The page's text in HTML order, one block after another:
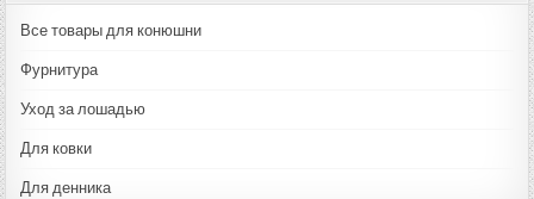
Все товары для конюшни
Фурнитура
Уход за лошадью
Для ковки
Для денника